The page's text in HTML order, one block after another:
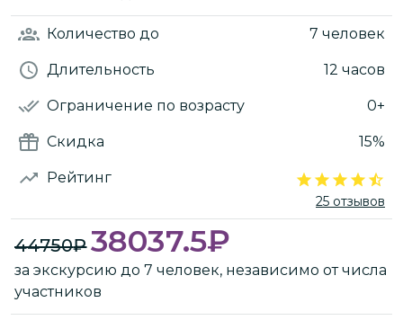
Количество до 7 человек
Длительность 12 часов
Ограничение по возрасту 0+
Скидка 15%
Рейтинг
25 отзывов
44750₽38037.5₽
за экскурсию до 7 человек, независимо от числа
участников